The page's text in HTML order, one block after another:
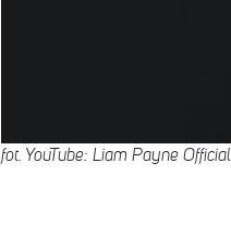
fot. YouTube: Liam Payne Official